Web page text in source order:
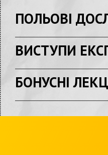
ПОЛЬОВІ
ВИСТУПИ
БОНУСНІ